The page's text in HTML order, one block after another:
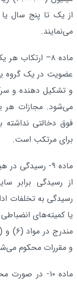
از یک تا پنج سال
می‌نمایند.
عضویت در یک گروه
و تشکیل ‌دهنده و
می‌شود. مجازات هر
فوق دخالتی
برای مرتکب است.
ماده ۹- رسیدگی
از رسیدگی برابر
رسیدگی به تخلفات
یا کمیته‌های
و مقررات محکوم
ماده ۱۰- در